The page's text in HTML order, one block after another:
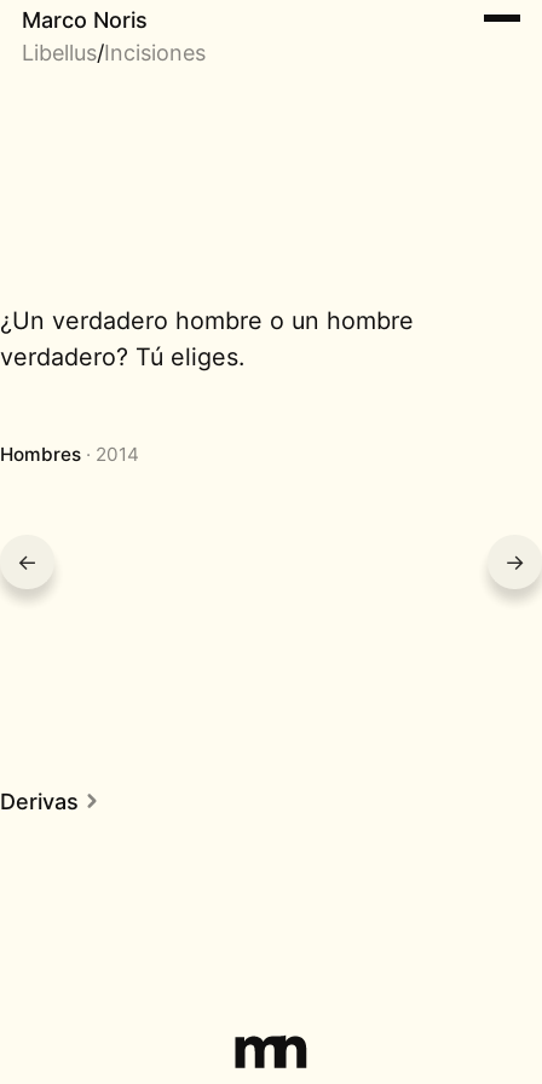
Marco Noris
Libellus/Incisiones
¿Un verdadero hombre o un hombre
verdadero? Tú eliges.
Hombres 2014
← →
Derivas